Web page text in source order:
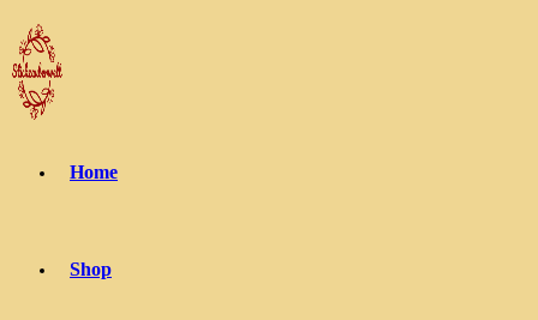
Zum
Inhalt
springen
Home
Shop